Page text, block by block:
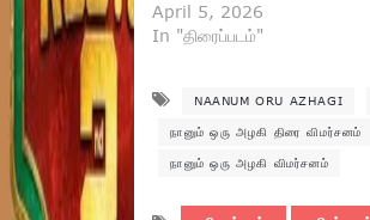
April 5, 2026
In "திரைப்படம்"
NAANUM ORU AZHAGI
நானும் ஒரு அழகி திரை விமர்சனம்
நானும் ஒரு அழகி விமர்சனம்